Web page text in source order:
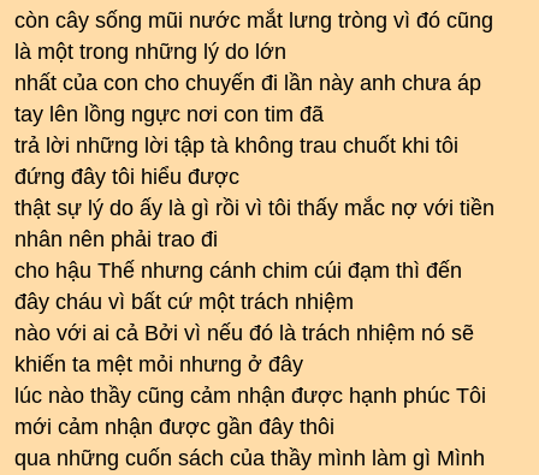
còn cây sống mũi nước mắt lưng tròng vì đó cũng
là một trong những lý do lớn
nhất của con cho chuyến đi lần này anh chưa áp
tay lên lồng ngực nơi con tim đã
trả lời những lời tập tà không trau chuốt khi tôi
đứng đây tôi hiểu được
thật sự lý do ấy là gì rồi vì tôi thấy mắc nợ với tiền
nhân nên phải trao đi
cho hậu Thế nhưng cánh chim cúi đạm thì đến
đây cháu vì bất cứ một trách nhiệm
nào với ai cả Bởi vì nếu đó là trách nhiệm nó sẽ
khiến ta mệt mỏi nhưng ở đây
lúc nào thầy cũng cảm nhận được hạnh phúc Tôi
mới cảm nhận được gần đây thôi
qua những cuốn sách của thầy mình làm gì Mình